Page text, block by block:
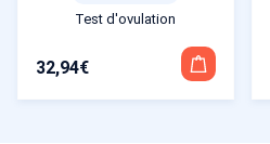
Test d'ovulation
32,94€